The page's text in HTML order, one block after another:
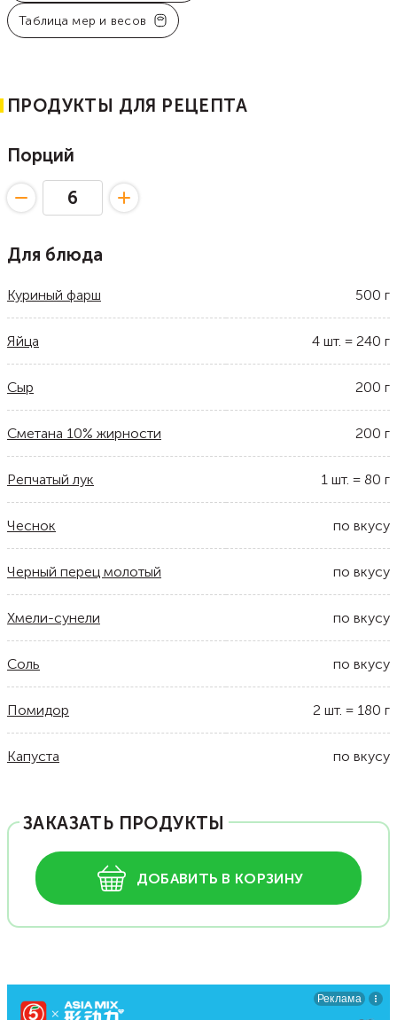
Таблица мер и весов
ПРОДУКТЫ ДЛЯ РЕЦЕПТА
Порций
Для блюда
Куриный фарш 500 г
Яйца 4 шт. = 240 г
Сыр 200 г
Сметана 10% жирности 200 г
Репчатый лук 1 шт. = 80 г
Чеснок по вкусу
Черный перец молотый по вкусу
Хмели-сунели по вкусу
Соль по вкусу
Помидор 2 шт. = 180 г
Капуста по вкусу
ЗАКАЗАТЬ ПРОДУКТЫ
ДОБАВИТЬ В КОРЗИНУ